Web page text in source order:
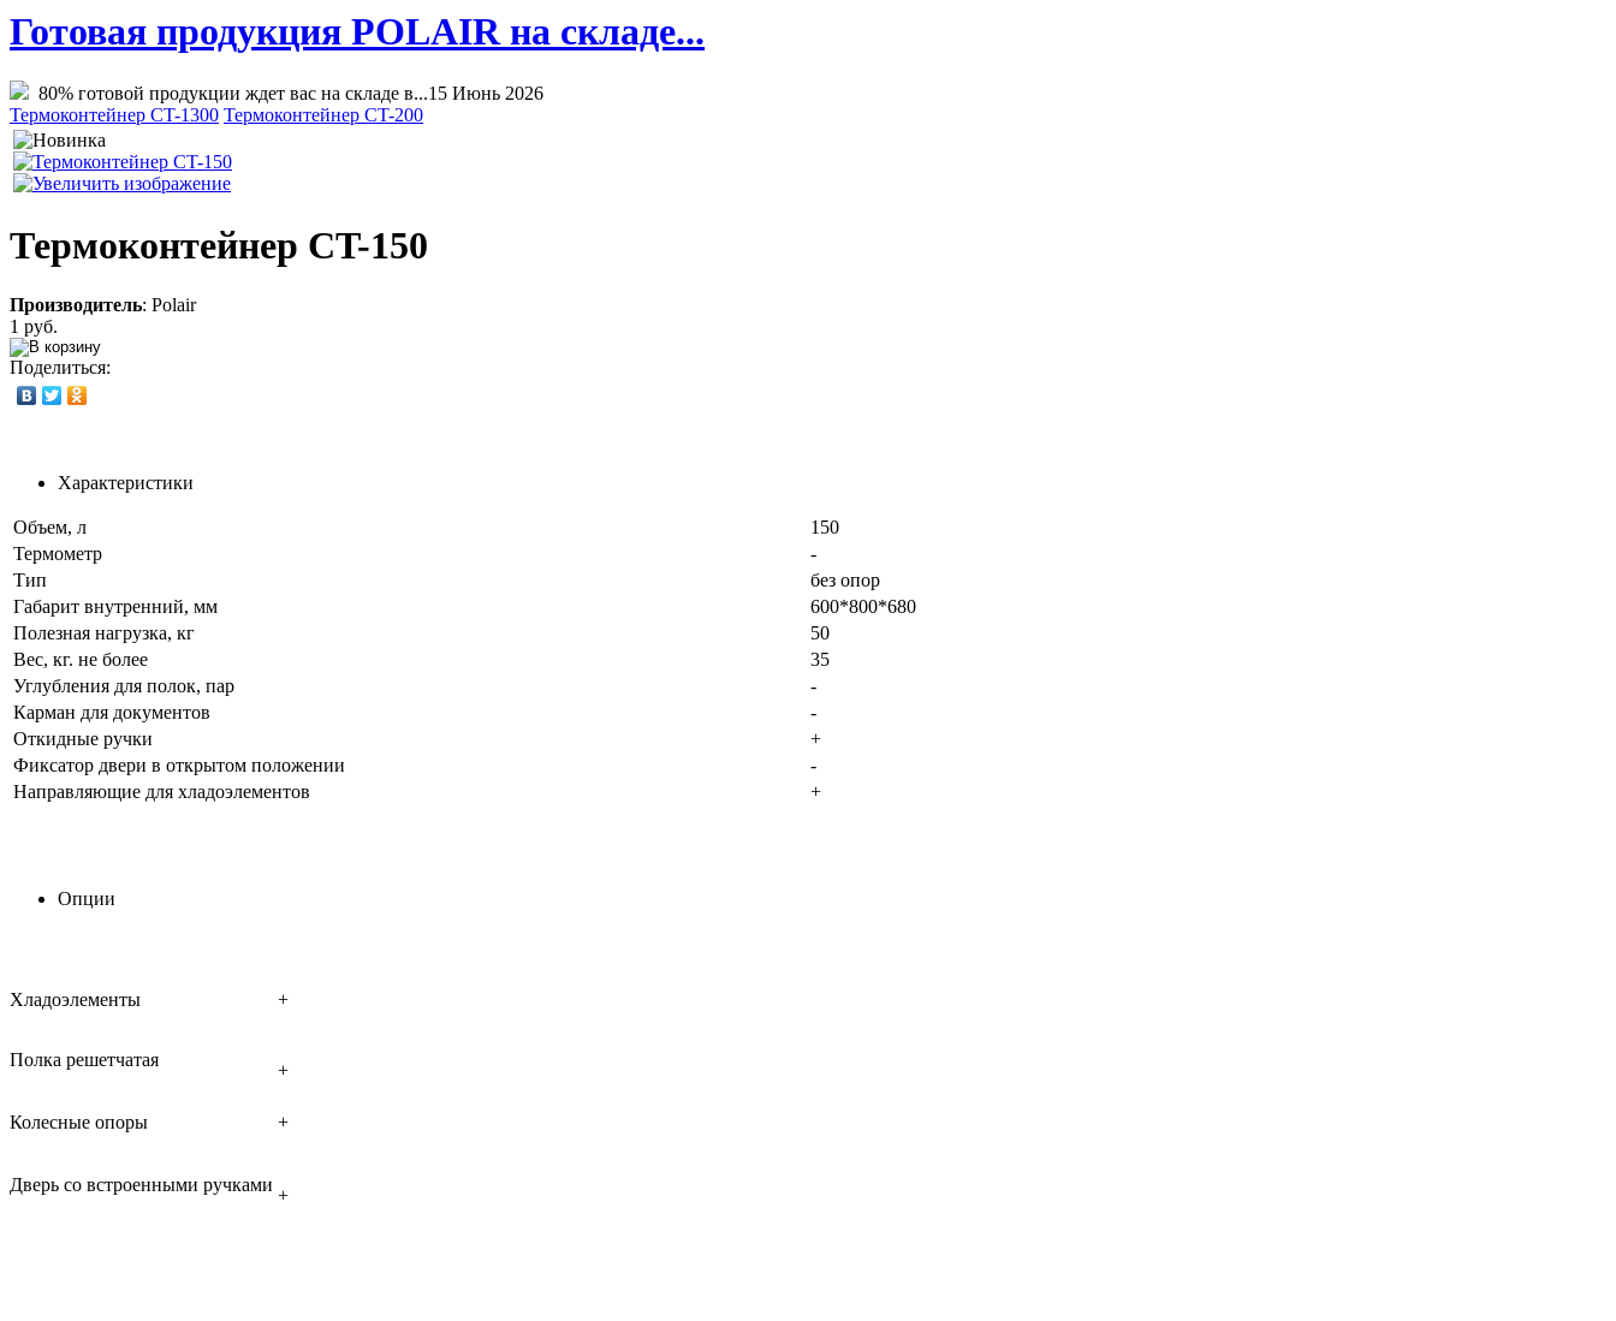
Готовая продукция POLAIR на складе...
80% готовой продукции ждет вас на складе в...15 Июнь 2026
Термоконтейнер CT-1300 Термоконтейнер CT-200
Термоконтейнер CT-150
Производитель: Polair
1 руб.
Поделиться:
Характеристики
Объем, л
150
Термометр
-
Тип
без опор
Габарит внутренний, мм
600*800*680
Полезная нагрузка, кг
50
Вес, кг. не более
35
Углубления для полок, пар
-
Карман для документов
-
Откидные ручки
+
Фиксатор двери в открытом положении
-
Направляющие для хладоэлементов
+
Опции
Хладоэлементы +
Полка решетчатая
+
Колесные опоры +
Дверь со встроенными ручками
+